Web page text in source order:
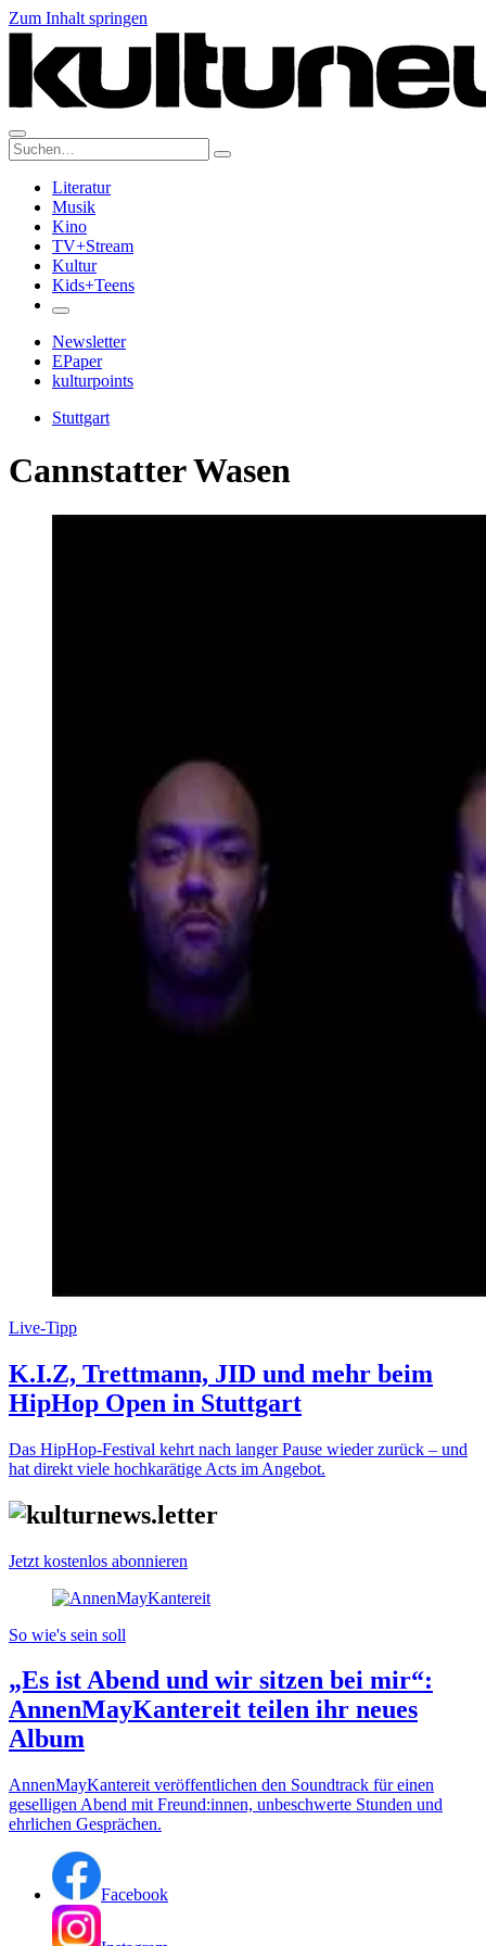
Zum Inhalt springen
Suche:
Literatur
Musik
Kino
TV+Stream
Kultur
Kids+Teens
Newsletter
EPaper
kulturpoints
Stuttgart
Cannstatter Wasen
Live-Tipp
K.I.Z, Trettmann, JID und mehr beim
HipHop Open in Stuttgart
Das HipHop-Festival kehrt nach langer Pause wieder zurück – und
hat direkt viele hochkarätige Acts im Angebot.
Jetzt kostenlos abonnieren
So wie's sein soll
„Es ist Abend und wir sitzen bei mir“:
AnnenMayKantereit teilen ihr neues
Album
AnnenMayKantereit veröffentlichen den Soundtrack für einen
geselligen Abend mit Freund:innen, unbeschwerte Stunden und
ehrlichen Gesprächen.
Facebook